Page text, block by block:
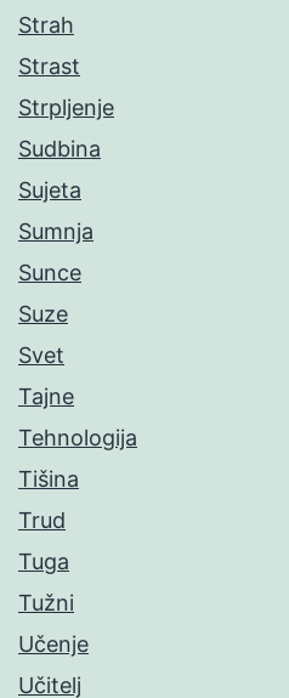
Strah
Strast
Strpljenje
Sudbina
Sujeta
Sumnja
Sunce
Suze
Svet
Tajne
Tehnologija
Tišina
Trud
Tuga
Tužni
Učenje
Učitelj